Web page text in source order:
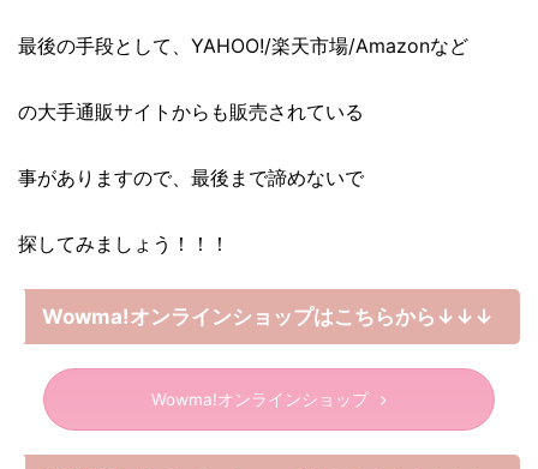
最後の手段として、YAHOO!/楽天市場/Amazonなど
の大手通販サイトからも販売されている
事がありますので、最後まで諦めないで
探してみましょう！！！
Wowma!オンラインショップはこちらから↓↓↓
Wowma!オンラインショップ